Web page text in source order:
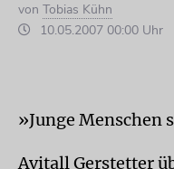
von Tobias Kühn
10.05.2007 00:00 Uhr
»Junge Menschen
Avitall Gerstetter